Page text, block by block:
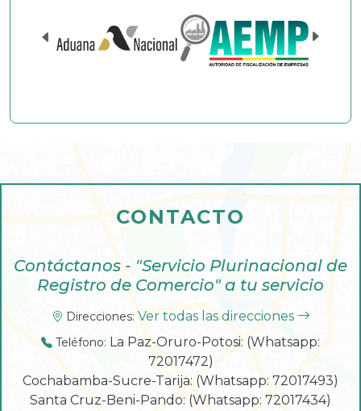
CONTACTO
Contáctanos - "Servicio Plurinacional de
Registro de Comercio" a tu servicio
Direcciones: Ver todas las direcciones
Teléfono: La Paz-Oruro-Potosi: (Whatsapp:
72017472)
Cochabamba-Sucre-Tarija: (Whatsapp: 72017493)
Santa Cruz-Beni-Pando: (Whatsapp: 72017434)